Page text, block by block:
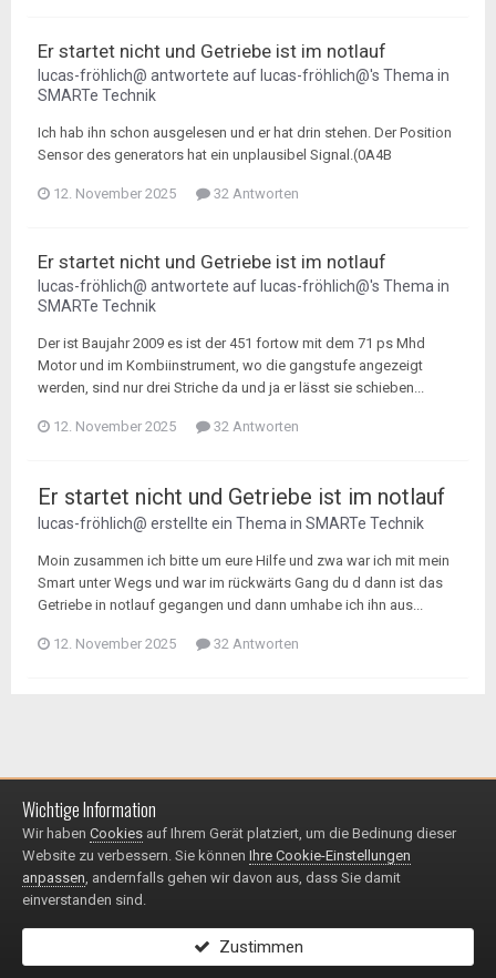
Er startet nicht und Getriebe ist im notlauf
lucas-fröhlich@ antwortete auf lucas-fröhlich@'s Thema in
SMARTe Technik
Ich hab ihn schon ausgelesen und er hat drin stehen. Der Position
Sensor des generators hat ein unplausibel Signal.(0A4B
12. November 2025 32 Antworten
Er startet nicht und Getriebe ist im notlauf
lucas-fröhlich@ antwortete auf lucas-fröhlich@'s Thema in
SMARTe Technik
Der ist Baujahr 2009 es ist der 451 fortow mit dem 71 ps Mhd
Motor und im Kombiinstrument, wo die gangstufe angezeigt
werden, sind nur drei Striche da und ja er lässt sie schieben...
12. November 2025 32 Antworten
Er startet nicht und Getriebe ist im notlauf
lucas-fröhlich@ erstellte ein Thema in SMARTe Technik
Moin zusammen ich bitte um eure Hilfe und zwa war ich mit mein
Smart unter Wegs und war im rückwärts Gang du d dann ist das
Getriebe in notlauf gegangen und dann umhabe ich ihn aus...
12. November 2025 32 Antworten
Impressum / Datenschutzerklärung
© 1999 - 2025
Powered by Invision Community
Wichtige Information
Wir haben Cookies auf Ihrem Gerät platziert, um die Bedinung dieser
Website zu verbessern. Sie können Ihre Cookie-Einstellungen
anpassen, andernfalls gehen wir davon aus, dass Sie damit
einverstanden sind.
Zustimmen